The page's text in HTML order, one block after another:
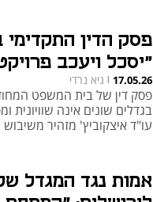
פסק הדין התקדימי
"יסכל ויעכב
17.05.26
| גיא נרדי
פסק דין של בית המשפט
בגדלים שונים אינה
עו"ד איצקוביץ' מזהיר משיבוש
אמות נגד המגדל